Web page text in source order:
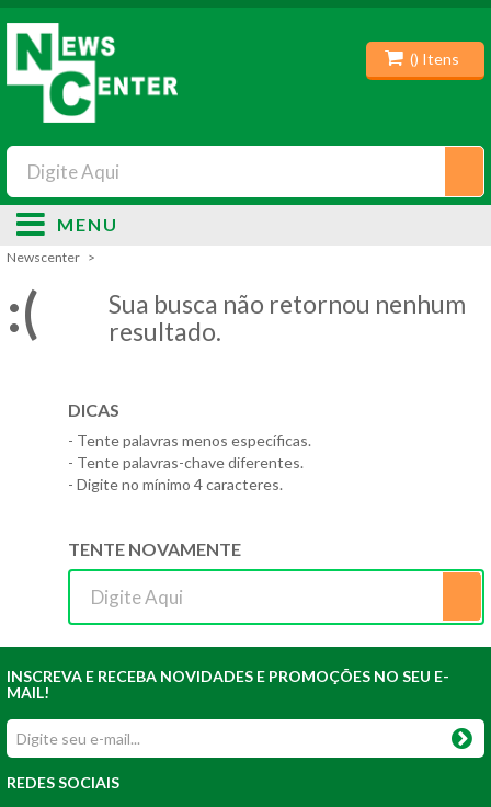
() Itens
MENU
Newscenter
:(
Sua busca não retornou nenhum
resultado.
DICAS
- Tente palavras menos específicas.
- Tente palavras-chave diferentes.
- Digite no mínimo 4 caracteres.
TENTE NOVAMENTE
INSCREVA E RECEBA NOVIDADES E PROMOÇÕES NO SEU E-
MAIL!
REDES SOCIAIS